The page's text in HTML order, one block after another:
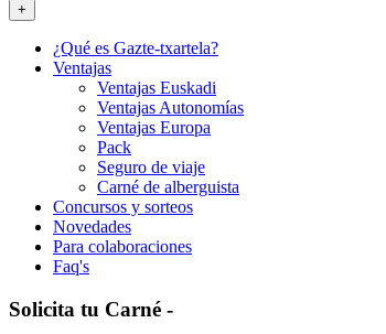
+
¿Qué es Gazte-txartela?
Ventajas
Ventajas Euskadi
Ventajas Autonomías
Ventajas Europa
Pack
Seguro de viaje
Carné de alberguista
Concursos y sorteos
Novedades
Para colaboraciones
Faq's
Solicita tu Carné -